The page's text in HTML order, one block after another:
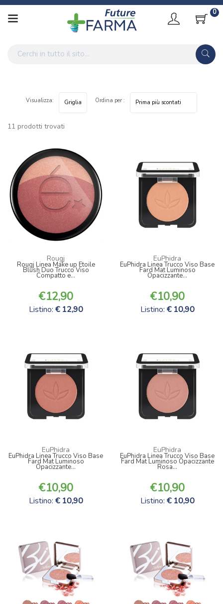
0
11 prodotti trovati
Visualizza: Ordina per :
Rougj
Rougj Linea Make up Etoile
Blush Duo Trucco Viso
Compatto e...
12,90
Listino: 12,90
EuPhidra
EuPhidra Linea Trucco Viso Base
Fard Mat Luminoso
Opacizzante...
10,90
Listino: 10,90
EuPhidra
EuPhidra Linea Trucco Viso Base
Fard Mat Luminoso
Opacizzante...
10,90
Listino: 10,90
EuPhidra
EuPhidra Linea Trucco Viso Base
Fard Mat Luminoso Opacizzante
Rosa...
10,90
Listino: 10,90